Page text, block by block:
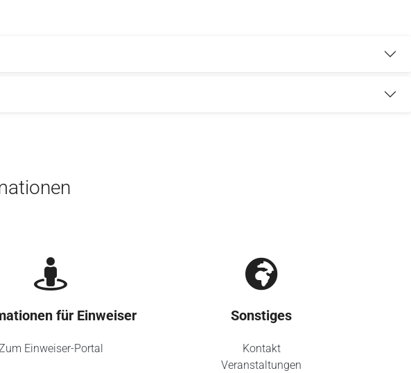
für Einweiser
Einweiser-Portal
Sonstiges
Kontakt
Veranstaltungen